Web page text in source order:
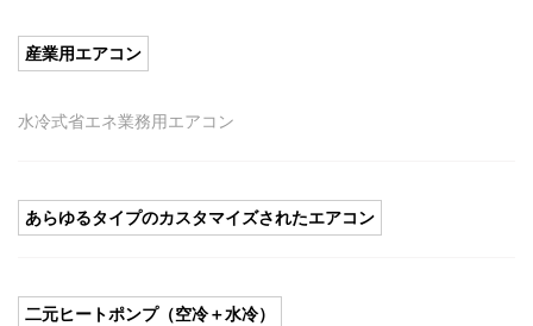
産業用エアコン
水冷式省エネ業務用エアコン
あらゆるタイプのカスタマイズされたエアコン
二元ヒートポンプ（空冷＋水冷）